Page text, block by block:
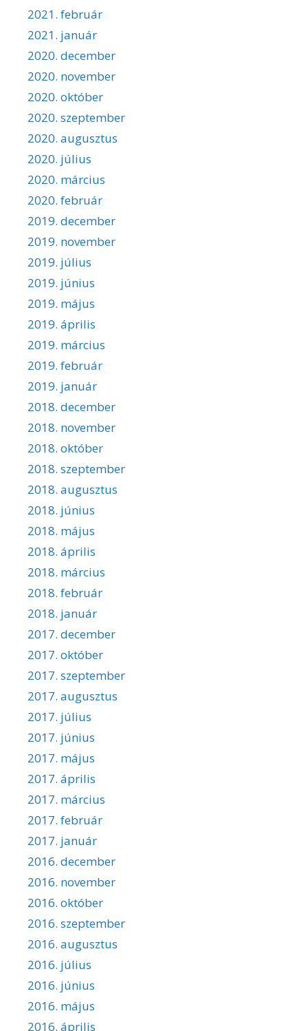
2021. február
2021. január
2020. december
2020. november
2020. október
2020. szeptember
2020. augusztus
2020. július
2020. március
2020. február
2019. december
2019. november
2019. július
2019. június
2019. május
2019. április
2019. március
2019. február
2019. január
2018. december
2018. november
2018. október
2018. szeptember
2018. augusztus
2018. június
2018. május
2018. április
2018. március
2018. február
2018. január
2017. december
2017. október
2017. szeptember
2017. augusztus
2017. július
2017. június
2017. május
2017. április
2017. március
2017. február
2017. január
2016. december
2016. november
2016. október
2016. szeptember
2016. augusztus
2016. július
2016. június
2016. május
2016. április